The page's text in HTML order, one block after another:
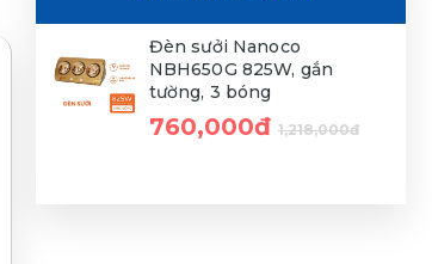
Đèn sưởi Nanoco
NBH650G 825W, gắn
tường, 3 bóng
760,000đ 1,218,000đ